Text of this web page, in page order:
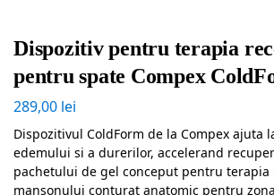
Dispozitiv pentru terapia
pentru spate Compex
289,00 lei
Dispozitivul ColdForm de la Compex ajuta
edemului si a durerilor, accelerand
pachetului de gel conceput pentru terapia
mansonului conturat anatomic pentru